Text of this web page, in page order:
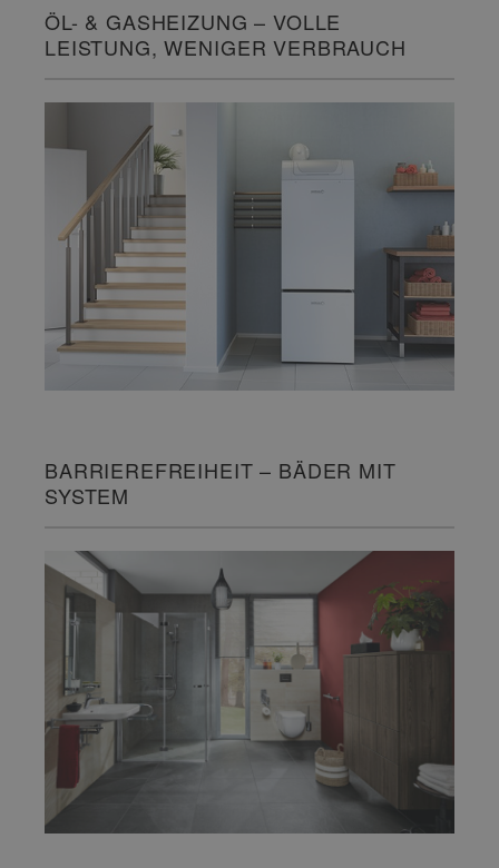
ÖL- & GASHEIZUNG – VOLLE
LEISTUNG, WENIGER VERBRAUCH
BARRIEREFREIHEIT – BÄDER MIT
SYSTEM